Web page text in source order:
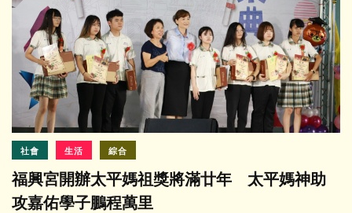
社會 生活 綜合
福興宮開辦太平媽祖獎將滿廿年 太平媽神助
攻嘉佑學子鵬程萬里